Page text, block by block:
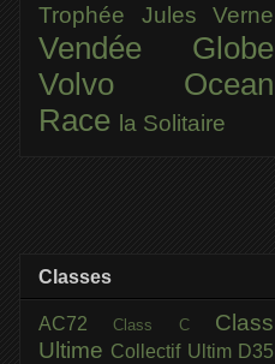
Trophée Jules Verne
Vendée Globe
Volvo Ocean
Race la Solitaire
Classes
AC72Class C Class
Ultime Collectif Ultim D35